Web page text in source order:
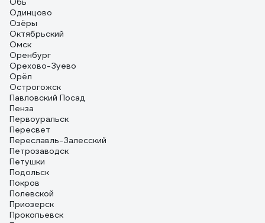
Одинцово
Озёры
Октябрьский
Омск
Оренбург
Орехово-Зуево
Орёл
Острогожск
Павловский Посад
Пенза
Первоуральск
Пересвет
Переславль-Залесский
Петрозаводск
Петушки
Подольск
Покров
Полевской
Приозерск
Прокопьевск